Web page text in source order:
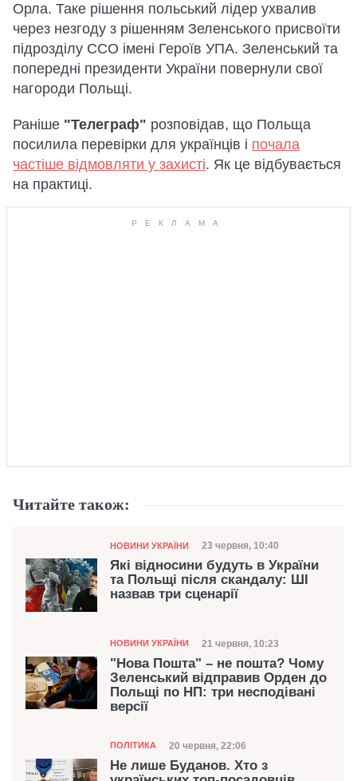
Орла. Таке рішення польський лідер ухвалив
через незгоду з рішенням Зеленського присвоїти
підрозділу ССО імені Героїв УПА. Зеленський та
попередні президенти України повернули свої
нагороди Польщі.
Раніше "Телеграф" розповідав, що Польща
посилила перевірки для українців і почала
частіше відмовляти у захисті. Як це відбувається
на практиці.
Читайте також:
Категорія
НОВИНИ УКРАЇНИ Дата публікації
23 червня, 10:40
Які відносини будуть в України
та Польщі після скандалу: ШІ
назвав три сценарії
Категорія
НОВИНИ УКРАЇНИ Дата публікації
21 червня, 10:23
"Нова Пошта" – не пошта? Чому
Зеленський відправив Орден до
Польщі по НП: три несподівані
версії
Категорія
ПОЛІТИКА Дата публікації
20 червня, 22:06
Не лише Буданов. Хто з